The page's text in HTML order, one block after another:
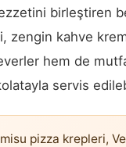
birleştiren
zengin kahve
hem de
servis
pizza krepleri,